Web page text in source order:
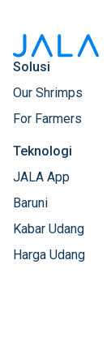
Solusi
Our Shrimps
For Farmers
Teknologi
JALA App
Baruni
Kabar Udang
Harga Udang